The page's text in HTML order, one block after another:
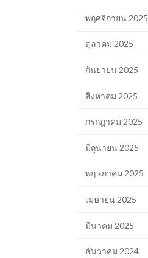
พฤศจิกายน 2025
ตุลาคม 2025
กันยายน 2025
สิงหาคม 2025
กรกฎาคม 2025
มิถุนายน 2025
พฤษภาคม 2025
เมษายน 2025
มีนาคม 2025
ธันวาคม 2024